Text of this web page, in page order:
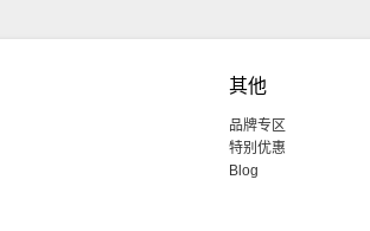
其他
品牌专区
特别优惠
Blog